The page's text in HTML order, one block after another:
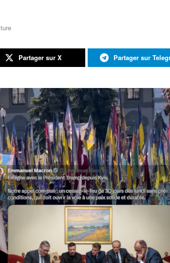
Partager sur X Partager sur